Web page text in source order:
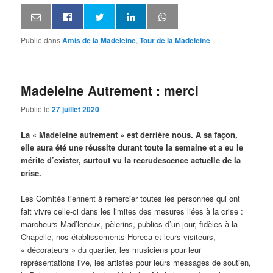
Publié dansAmis de la Madeleine,Tour de la Madeleine
Madeleine Autrement : merci
Publié le27 juillet 2020
La « Madeleine autrement » est derrière nous. A sa façon,
elle aura été une réussite durant toute la semaine et a eu le
mérite d’exister, surtout vu la recrudescence actuelle de la
crise.
Les Comités tiennent à remercier toutes les personnes qui ont
fait vivre celle-ci dans les limites des mesures liées à la crise :
marcheurs Mad’leneux, pèlerins, publics d’un jour, fidèles à la
Chapelle, nos établissements Horeca et leurs visiteurs,
« décorateurs » du quartier, les musiciens pour leur
représentations live, les artistes pour leurs messages de soutien,